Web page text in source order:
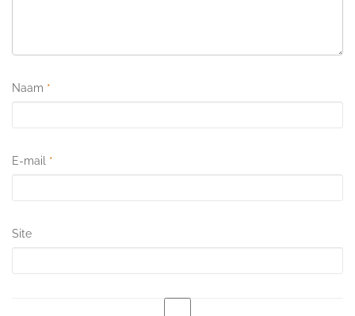
Naam *
E-mail *
Site